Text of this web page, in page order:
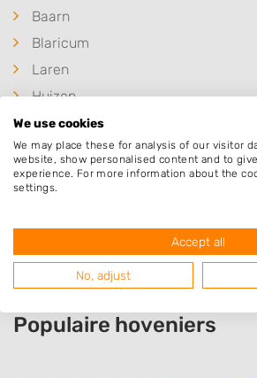
Baarn
Blaricum
Laren
Huizen
Hoogland
Soest
Hooglanderveen
Lage Vuursche
Populaire hoveniers
We use cookies
We may place these for analysis of our visitor
website, show personalised content and to
experience. For more information about the
settings.
Accept all
No, adjust